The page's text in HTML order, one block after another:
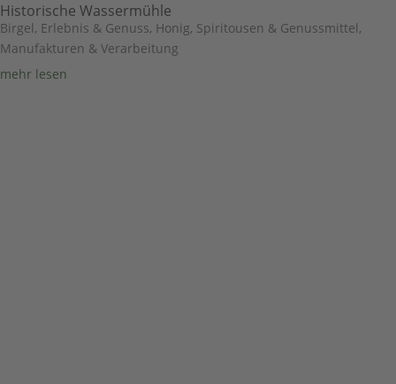
Historische Wassermühle
Birgel, Erlebnis & Genuss, Honig, Spiritousen & Genussmittel,
Manufakturen & Verarbeitung
mehr lesen